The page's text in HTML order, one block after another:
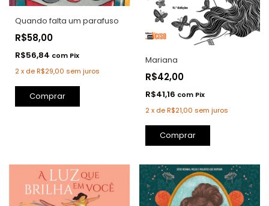
Quando falta um parafuso
R$58,00
R$56,84 com Pix
2x deR$29,00 sem juros
Comprar
Mariana
R$42,00
R$41,16 com Pix
2 x deR$21,00 sem juros